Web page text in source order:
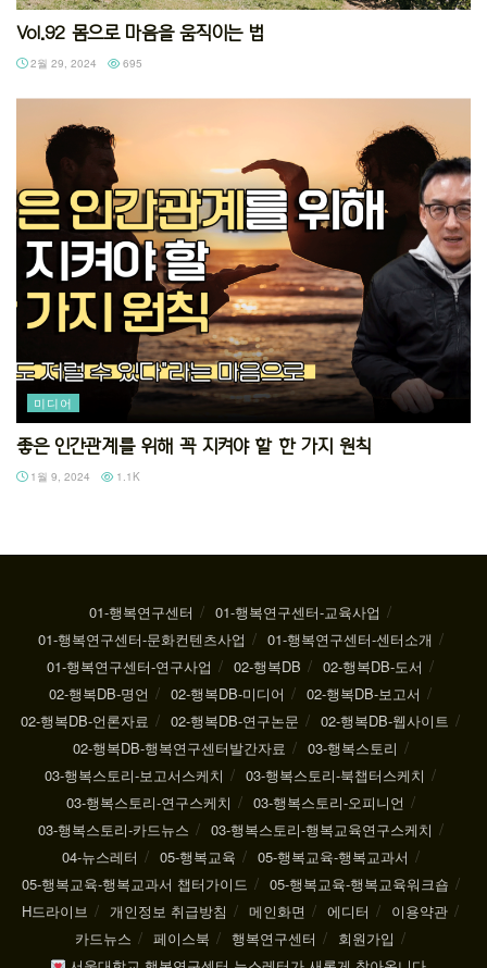
Vol.92 몸으로 마음을 움직이는 법
2월 29, 2024 695
미디어
좋은 인간관계를 위해 꼭 지켜야 할 한 가지 원칙
1월 9, 2024 1.1K
01-행복연구센터
01-행복연구센터-교육사업
01-행복연구센터-문화컨텐츠사업
01-행복연구센터-센터소개
01-행복연구센터-연구사업
02-행복DB
02-행복DB-도서
02-행복DB-명언
02-행복DB-미디어
02-행복DB-보고서
02-행복DB-언론자료
02-행복DB-연구논문
02-행복DB-웹사이트
02-행복DB-행복연구센터발간자료
03-행복스토리
03-행복스토리-보고서스케치
03-행복스토리-북챕터스케치
03-행복스토리-연구스케치
03-행복스토리-오피니언
03-행복스토리-카드뉴스
03-행복스토리-행복교육연구스케치
04-뉴스레터
05-행복교육
05-행복교육-행복교과서
05-행복교육-행복교과서 챕터가이드
05-행복교육-행복교육워크숍
H드라이브
개인정보 취급방침 메인화면 에디터
이용약관
카드뉴스
페이스북 행복연구센터
회원가입